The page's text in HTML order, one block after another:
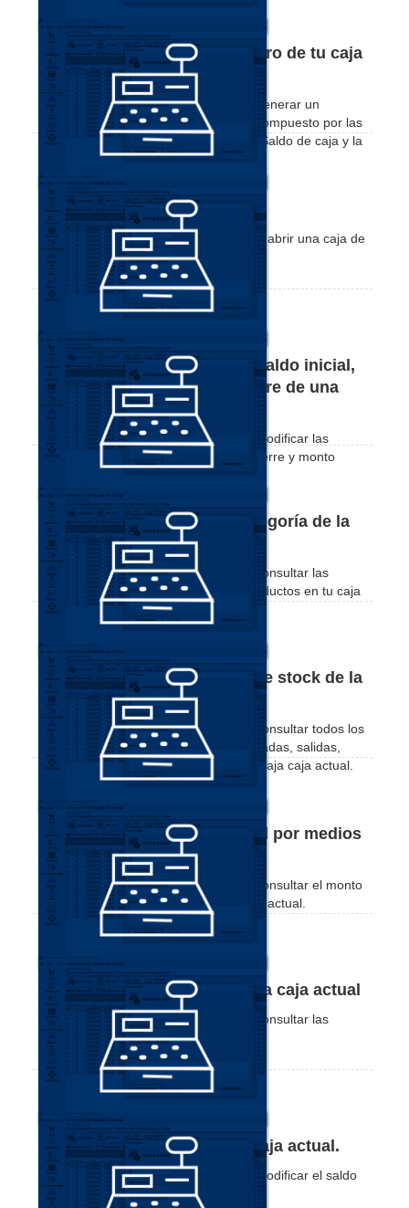
Generar un resumen financiero de tu caja
actual.
En este tutorial vas a aprender como generar un
resumen financiero de tu caja actual, compuesto por las
Ventas realizadas, Valores recibidos y Saldo de caja y la
definición de cada dato.
Reabrir una Caja anterior.
En este tutorial vas a aprender como reabrir una caja de
una fecha anterior.
Cómo corregir los datos de saldo inicial,
final, fecha de apertura y cierre de una
caja anterior.
En este tutorial vas a aprender como modificar las
informaciones de fecha de apertura, cierre y monto
inicial de una caja anterior.
Consultar las ventas por categoría de la
caja actual.
En este tutorial vas a aprender como consultar las
ventas realizadas por categoría de productos en tu caja
actual.
Consultar los movimientos de stock de la
caja actual.
En este tutorial vas a aprender como consultar todos los
movimientos de tus productos por entradas, salidas,
devoluciones, compras y ventas de tu caja caja actual.
Cómo consultar el saldo total por medios
de pago en la caja actual
En este tutorial vas a aprender como consultar el monto
recibido por medios de pago en tu caja actual.
Consultar transacciones de la caja actual
En este tutorial vas a aprender como consultar las
transacciones de tu caja actual.
Alterar el valor inicial de la caja actual.
En este tutorial vas a aprender como modificar el saldo
inicial de la caja actual.